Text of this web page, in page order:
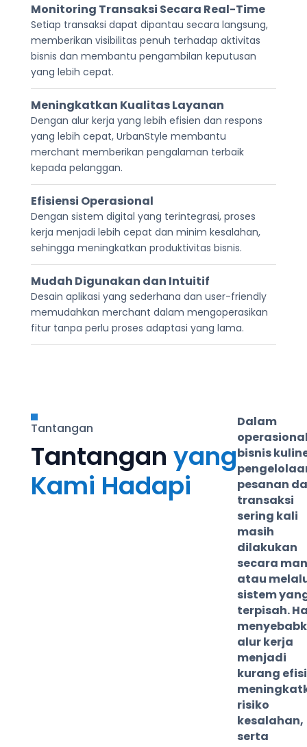
Monitoring Transaksi Secara Real-Time
Setiap transaksi dapat dipantau secara langsung,
memberikan visibilitas penuh terhadap aktivitas
bisnis dan membantu pengambilan keputusan
yang lebih cepat.
Meningkatkan Kualitas Layanan
Dengan alur kerja yang lebih efisien dan respons
yang lebih cepat, UrbanStyle membantu
merchant memberikan pengalaman terbaik
kepada pelanggan.
Efisiensi Operasional
Dengan sistem digital yang terintegrasi, proses
kerja menjadi lebih cepat dan minim kesalahan,
sehingga meningkatkan produktivitas bisnis.
Mudah Digunakan dan Intuitif
Desain aplikasi yang sederhana dan user-friendly
memudahkan merchant dalam mengoperasikan
fitur tanpa perlu proses adaptasi yang lama.
Tantangan
Tantangan yang
Kami Hadapi
Dalam
bisnis
pesanan
transaksi
sering kali
masih
dilakukan
secara
atau
sistem
terpisah.
alur kerja
menjadi
kurang
risiko
kesalahan,
serta